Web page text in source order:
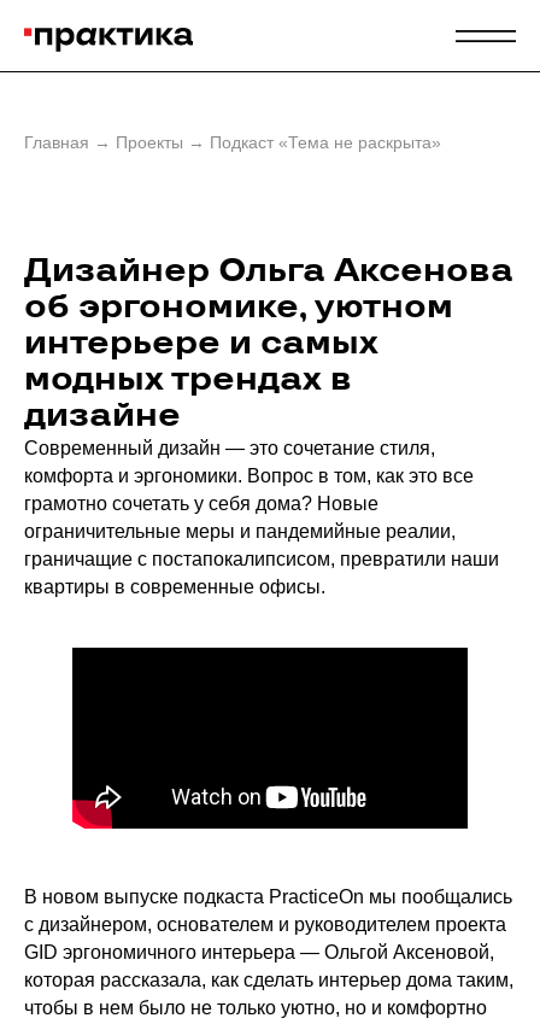
Главная → Проекты → Подкаст «Тема не раскрыта»
Дизайнер Ольга Аксенова
об эргономике, уютном
интерьере и самых
модных трендах в
дизайне
Современный дизайн — это сочетание стиля,
комфорта и эргономики. Вопрос в том, как это все
грамотно сочетать у себя дома? Новые
ограничительные меры и пандемийные реалии,
граничащие с постапокалипсисом, превратили наши
квартиры в современные офисы.
В новом выпуске подкаста PracticeOn мы пообщались
с дизайнером, основателем и руководителем проекта
GID эргономичного интерьера — Ольгой Аксеновой,
которая рассказала, как сделать интерьер дома таким,
чтобы в нем было не только уютно, но и комфортно